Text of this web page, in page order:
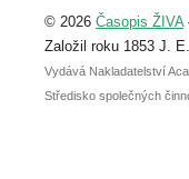
abstraktu
posteru je už 30.
© 2026 Časopis ŽIVA
Založil roku 1853 J.
Vydává Nakladatelství
Středisko společných